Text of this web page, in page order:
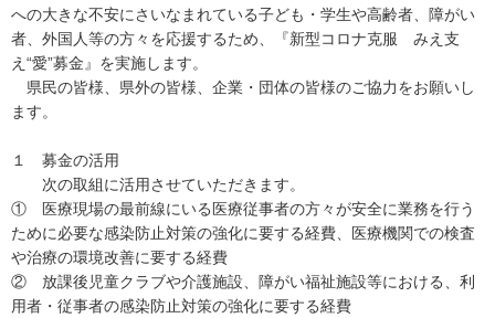
への大きな不安にさいなまれている子ども・学生や高齢者、障がい
者、外国人等の方々を応援するため、『新型コロナ克服 みえ支
え“愛”募金』を実施します。
県民の皆様、県外の皆様、企業・団体の皆様のご協力をお願いし
ます。
１ 募金の活用
次の取組に活用させていただきます。
① 医療現場の最前線にいる医療従事者の方々が安全に業務を行う
ために必要な感染防止対策の強化に要する経費、医療機関での検査
や治療の環境改善に要する経費
② 放課後児童クラブや介護施設、障がい福祉施設等における、利
用者・従事者の感染防止対策の強化に要する経費